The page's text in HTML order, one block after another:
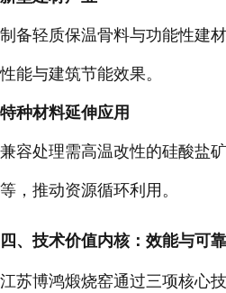
制备轻质保温骨料与功能性建
性能与建筑节能效果。
特种材料延伸应用
兼容处理需高温改性的硅酸盐
等，推动资源循环利用。
四、技术价值内核：效能与可
江苏博鸿煅烧窑通过三项核心